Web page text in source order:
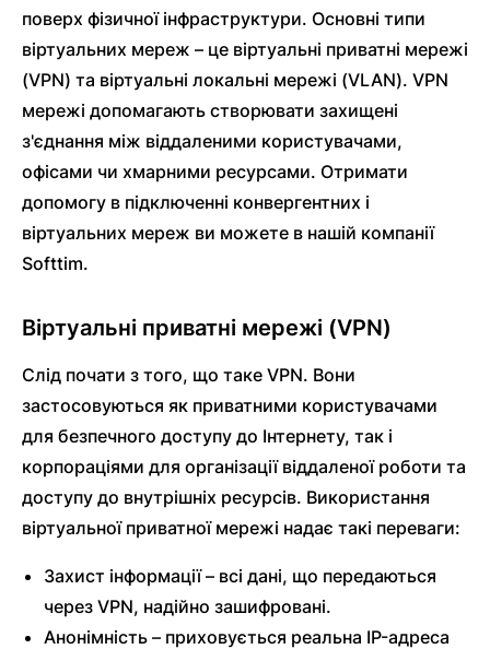
поверх фізичної інфраструктури. Основні типи
віртуальних мереж – це віртуальні приватні мережі
(VPN) та віртуальні локальні мережі (VLAN). VPN
мережі допомагають створювати захищені
з'єднання між віддаленими користувачами,
офісами чи хмарними ресурсами. Отримати
допомогу в підключенні конвергентних і
віртуальних мереж ви можете в нашій компанії
Softtim.
Віртуальні приватні мережі (VPN)
Слід почати з того, що таке VPN. Вони
застосовуються як приватними користувачами
для безпечного доступу до Інтернету, так і
корпораціями для організації віддаленої роботи та
доступу до внутрішніх ресурсів. Використання
віртуальної приватної мережі надає такі переваги:
Захист інформації – всі дані, що передаються
через VPN, надійно зашифровані.
Анонімність – приховується реальна IP-адреса